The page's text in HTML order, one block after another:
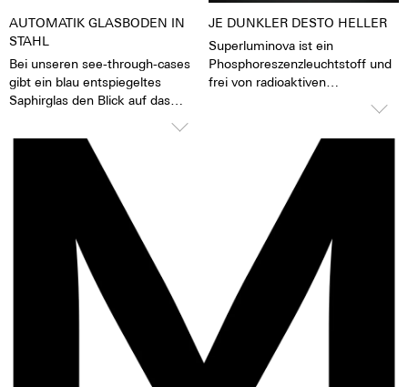
AUTOMATIK GLASBODEN IN
STAHL
Bei unseren see-through-cases
gibt ein blau entspiegeltes
Saphirglas den Blick auf das
das Gefühl, die Seele des
mechanischen
Automatikwerkes sehen und
fühlen zu können Die Uhr lebt.
Zusammen mit einem
beschrifteten Rotor wird jede
Uhr zu einem hochemotionalen
Geschenk. Auch an sich selbst.
JE DUNKLER DESTO HELLER
Superluminova ist ein
Phosphoreszenzleuchtstoff und
frei von radioaktiven
inaktive Leuchtpigmente. Wenn
die Leuchtpigmente durch
Tages- oder Kunstlicht angeregt
wurden, geben sie im Dunkeln
die aufgenommene Lichtenergie
über mehrere Stunden wieder
ab. Das verleiht der Uhr eine
extrem gute Lesbarkeit auch im
Dunklen.